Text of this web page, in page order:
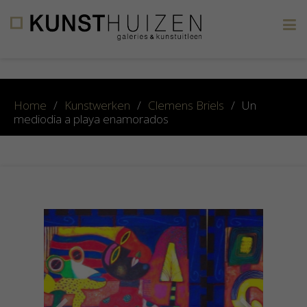
Home / Kunstwerken / Clemens Briels / Un
mediodia a playa enamorados